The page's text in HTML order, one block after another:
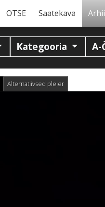
OTSE Saatekava
Kategooria A-
Alternatiivsed pleier